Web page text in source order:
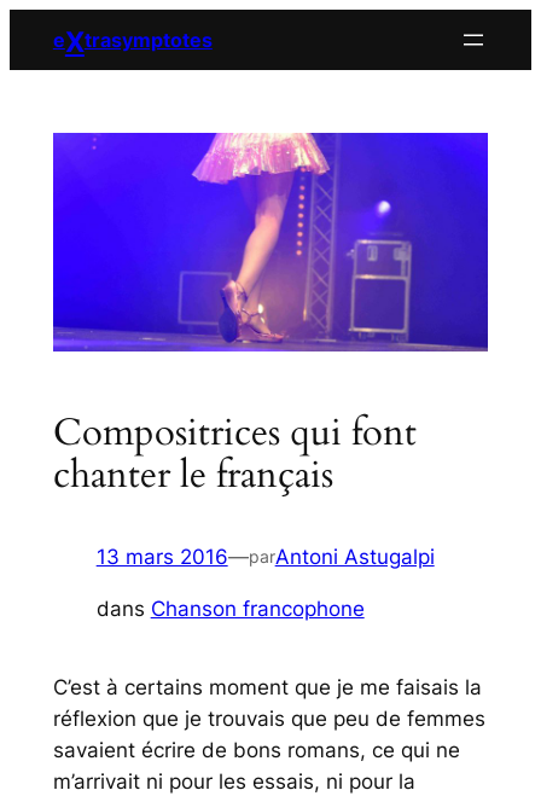
eXtrasymptotes
Compositrices qui font
chanter le français
13 mars 2016—parAntoni Astugalpi
dans Chanson francophone
C’est à certains moment que je me faisais la
réflexion que je trouvais que peu de femmes
savaient écrire de bons romans, ce qui ne
m’arrivait ni pour les essais, ni pour la